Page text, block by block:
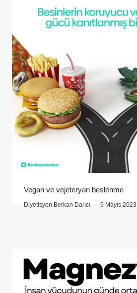
Vegan ve vejeteryan beslenme
Diyetisyen Berkan Darıcı 9 Mayıs 2023